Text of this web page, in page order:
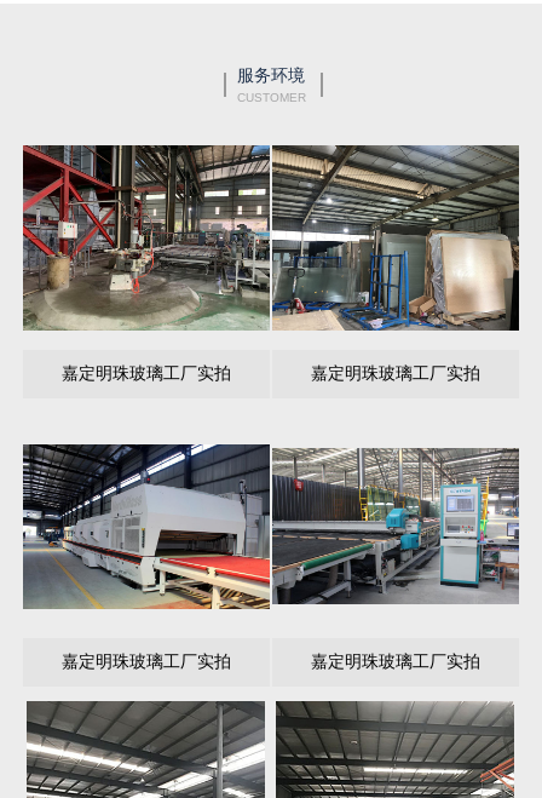
服务环境
CUSTOMER
嘉定明珠玻璃工厂实拍 嘉定明珠玻璃工厂实拍
嘉定明珠玻璃工厂实拍 嘉定明珠玻璃工厂实拍